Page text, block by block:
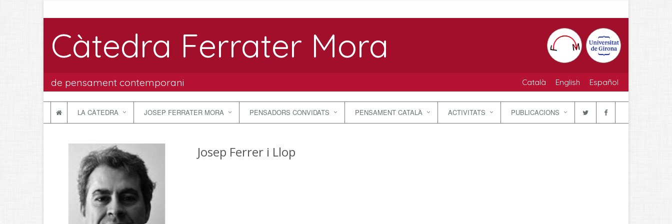
Càtedra Ferrater Mora
de pensament contemporani Català English Español
LA CÀTEDRA JOSEP FERRATER MORA PENSADORS CONVIDATS PENSAMENT CATALÀ ACTIVITATS PUBLICACIONS
Josep Ferrer i Llop